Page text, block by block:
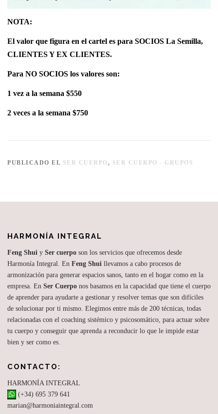
NOTA:
El valor que figura en el cartel es para SOCIOS La Semilla,
CLIENTES Y EX CLIENTES.
Para NO SOCIOS los valores son:
1 vez a la semana $550
2 veces a la semana $750
PUBLICADO EL SER CUERPO, SER CUERPO - GRUPOS
HARMONÍA INTEGRAL
Feng Shui y Ser cuerpo son los servicios que ofrecemos desde
Harmonía Integral. En Feng Shui llevamos a cabo procesos de
armonización para generar espacios sanos, tanto en el hogar como en la
empresa. En Ser Cuerpo nos basamos en la capacidad que tiene el cuerpo
de aprender para ayudarte a gestionar y resolver temas que son difíciles
de solucionar por ti mismo. Elegimos entre más de 200 técnicas, todas
relacionadas con el coaching sistémico y psicosomático, para actuar sobre
tu cuerpo y conseguir que aprenda a reconducir lo que le impide estar
bien y ser como es.
CONTACTO:
HARMONÍA INTEGRAL
(+34) 695 379 641
marian@harmoniaintegral.com